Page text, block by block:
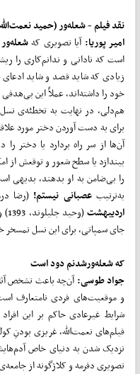
نقد فیلم - شعلهور(حمید نعمت
امیر پوریا:آیا تصویری کهشعلهور
است که نادانی و ندانم‌کاری را
زیادی که شاید قصد و شاید ادعای
خود را داشته‌اند، عملاً این
هم‌دلی، در نهایت به تخطئه‌ی نسل
برای به دست آوردن دختر مورد
آن‌ها از سر راه بردارد یا دختر
بیندازد یا سطح شعور و توقعش از
را بی‌ضامن به او بدهند، بدیهی
به‌ترتیب عصبانی نیستم! (رضا درمیشیان،
اردیبهشت(وحید جلیلوند، 1393) و
جای سمپاتی، برای این نسل تمسخر
که شعله‌ورشدنم دود است
جواد طوسی:آن‌چه باعث تشخص
و موقعیت‌های فردی نامتعارف
شرایط غیرعادی حاکم بر این
فیلم‌های نعمت‌الله، غریزی بودنِ
نزدیک شدن به دنیای خاص
تصویری دفرمه و کلاژگونه از